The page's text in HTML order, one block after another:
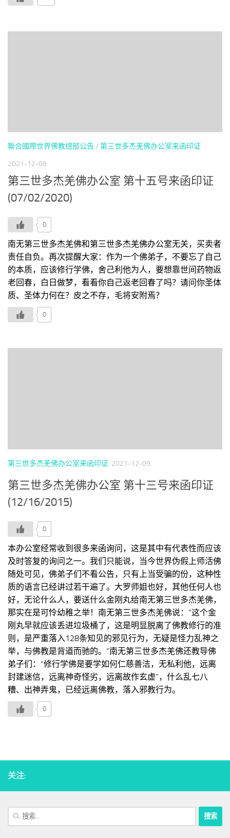
聯合國際世界佛教總部公告/ 第三世多杰羌佛办公室来函印证
2021-12-09
第三世多杰羌佛办公室 第十五号来函印证
(07/02/2020)
0
南无第三世多杰羌佛和第三世多杰羌佛办公室无关，买卖者
责任自负。再次提醒大家：作为一个佛弟子，不要忘了自己
的本质，应该修行学佛，舍己利他为人，要想靠世间药物返
老回春，白日做梦，看看你自己返老回春了吗？请问你圣体
质、圣体力何在？皮之不存，毛将安附焉？
0
第三世多杰羌佛办公室来函印证 2021-12-09
第三世多杰羌佛办公室 第十三号来函印证
(12/16/2015)
0
本办公室经常收到很多来函询问，这是其中有代表性而应该
及时答复的询问之一。我们只能说，当今世界伪假上师活佛
随处可见，佛弟子们不看公告，只有上当受骗的份，这种性
质的语言已经讲过若干遍了。大罗师姐也好，其他任何人也
好，无论什么人，要送什么金刚丸给南无第三世多杰羌佛，
那实在是可怜幼稚之举！南无第三世多杰羌佛说：“这个金
刚丸早就应该丢进垃圾桶了，这是明显脱离了佛教修行的准
则，是严重落入128条知见的邪见行为，无疑是怪力乱神之
举，与佛教是背道而驰的。”南无第三世多杰羌佛还教导佛
弟子们：“修行学佛是要学如何仁慈善洁，无私利他，远离
封建迷信，远离神奇怪劣，远离故作玄虚”，什么乱七八
糟、出神弄鬼，已经远离佛教，落入邪教行为。
0
关注:
搜
索：